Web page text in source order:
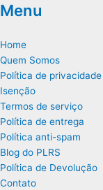
Menu
Home
Quem Somos
Política de privacidade
Isenção
Termos de serviço
Política de entrega
Política anti-spam
Blog do PLRS
Política de Devolução
Contato